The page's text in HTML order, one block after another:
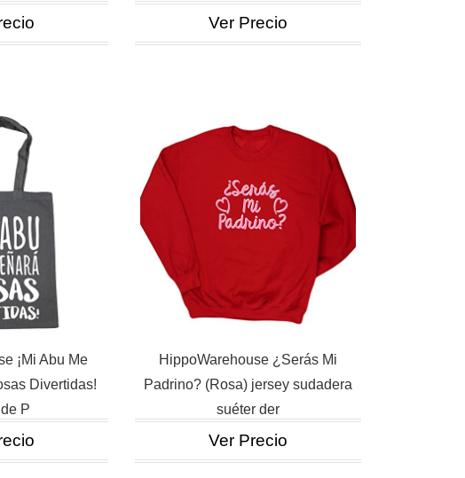
Ver Precio
¡Mi Abu Me
Divertidas!
P
HippoWarehouse ¿Serás Mi
Padrino? (Rosa) jersey sudadera
suéter der
Ver Precio